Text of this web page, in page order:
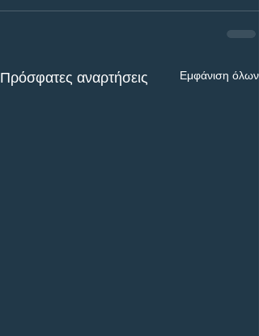
Πρόσφατες αναρτήσεις Εμφάνιση όλων